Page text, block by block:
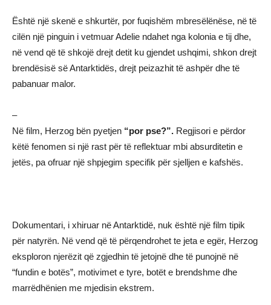
Është një skenë e shkurtër, por fuqishëm mbresëlënëse, në të
cilën një pinguin i vetmuar Adelie ndahet nga kolonia e tij dhe,
në vend që të shkojë drejt detit ku gjendet ushqimi, shkon drejt
brendësisë së Antarktidës, drejt peizazhit të ashpër dhe të
pabanuar malor.
–
Në film, Herzog bën pyetjen “por pse?”. Regjisori e përdor
këtë fenomen si një rast për të reflektuar mbi absurditetin e
jetës, pa ofruar një shpjegim specifik për sjelljen e kafshës.
Dokumentari, i xhiruar në Antarktidë, nuk është një film tipik
për natyrën. Në vend që të përqendrohet te jeta e egër, Herzog
eksploron njerëzit që zgjedhin të jetojnë dhe të punojnë në
“fundin e botës”, motivimet e tyre, botët e brendshme dhe
marrëdhënien me mjedisin ekstrem.